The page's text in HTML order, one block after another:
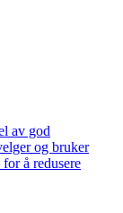
av god
og bruker
å redusere